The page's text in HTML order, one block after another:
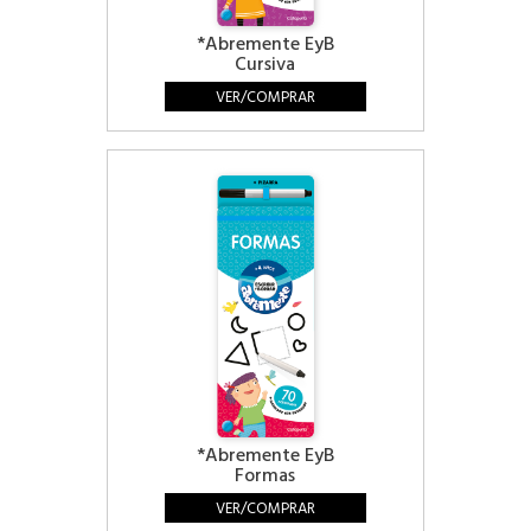
*Abremente EyB
Cursiva
VER/COMPRAR
*Abremente EyB
Formas
VER/COMPRAR